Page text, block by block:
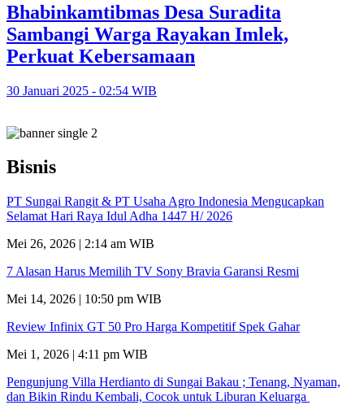
Bhabinkamtibmas Desa Suradita
Sambangi Warga Rayakan Imlek,
Perkuat Kebersamaan
30 Januari 2025 - 02:54 WIB
Bisnis
PT Sungai Rangit & PT Usaha Agro Indonesia Mengucapkan
Selamat Hari Raya Idul Adha 1447 H/ 2026
Mei 26, 2026 | 2:14 am WIB
7 Alasan Harus Memilih TV Sony Bravia Garansi Resmi
Mei 14, 2026 | 10:50 pm WIB
Review Infinix GT 50 Pro Harga Kompetitif Spek Gahar
Mei 1, 2026 | 4:11 pm WIB
Pengunjung Villa Herdianto di Sungai Bakau ; Tenang, Nyaman,
dan Bikin Rindu Kembali, Cocok untuk Liburan Keluarga